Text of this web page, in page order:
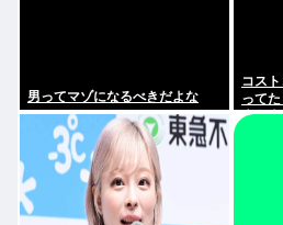
男ってマゾになるべきだよな
コス
って
広島